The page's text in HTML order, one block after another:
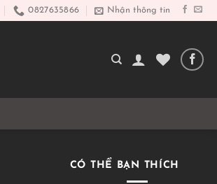
0827635866 Nhận thông tin
CÓ THỂ BẠN THÍCH